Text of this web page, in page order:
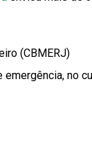
(CBMERJ)
emergência, no